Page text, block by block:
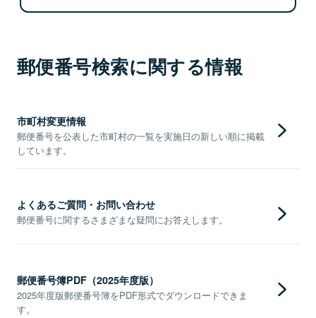
郵便番号検索に関する情報
市町村変更情報
郵便番号を公表した市町村の一覧を実施日の新しい順に掲載
しています。
よくあるご質問・お問い合わせ
郵便番号に関するさまざまな疑問にお答えします。
郵便番号簿PDF（2025年度版）
2025年度版郵便番号簿をPDF形式でダウンロードできま
す。